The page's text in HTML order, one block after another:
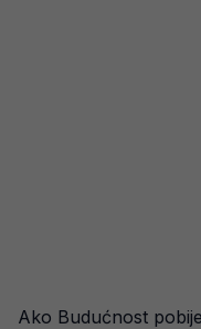
Ako Budućnost